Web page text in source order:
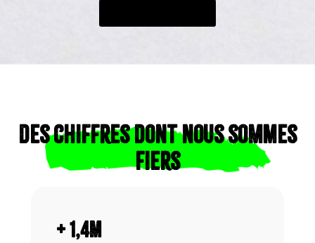
des chiffres dont nous sommes
fiers
+ 1,4M